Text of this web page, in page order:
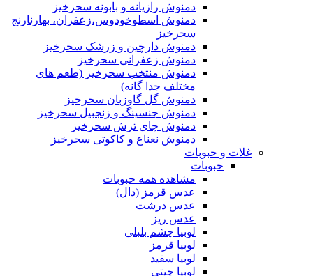
دمنوش رازیانه و بابونه سحرخیز
دمنوش اسطوخودوس،زعفران، بهارنارنج
سحرخیز
دمنوش دارچین و زرشک سحرخیز
دمنوش زعفرانی سحرخیز
دمنوش منتخب سحرخیز (طعم های
مختلف جدا گانه)
دمنوش گل گاوزبان سحرخیز
دمنوش جنسینگ و زنجبیل سحرخیز
دمنوش چای ترش سحرخیز
دمنوش نعناع و کاکوتی سحرخیز
غلات و حبوبات
حبوبات
مشاهده همه حبوبات
عدس قرمز (دال)
عدس درشت
عدس ریز
لوبیا چشم بلبلی
لوبیا قرمز
لوبیا سفید
لوبیا چیتی